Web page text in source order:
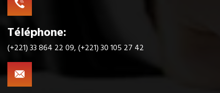
Téléphone:
(+221) 33 864 22 09, (+221) 30 105 27 42